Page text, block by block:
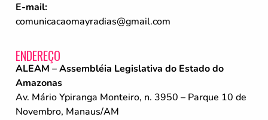
E-mail:
comunicacaomayradias@gmail.com
ENDEREÇO
ALEAM – Assembléia Legislativa do Estado do
Amazonas
Av. Mário Ypiranga Monteiro, n. 3950 – Parque 10 de
Novembro, Manaus/AM